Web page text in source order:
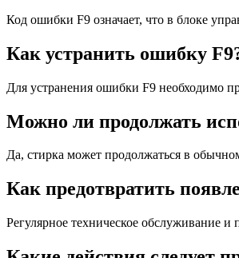
Код ошибки F9 означает, что в блоке
Как устранить ошибку
Для устранения ошибки F9 необходимо
Можно ли продолжать
Да, стирка может продолжаться в
Как предотвратить
Регулярное техническое обслуживание